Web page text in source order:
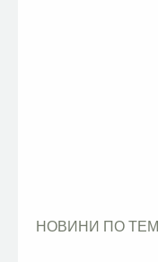
НОВИНИ ПО ТЕМІ